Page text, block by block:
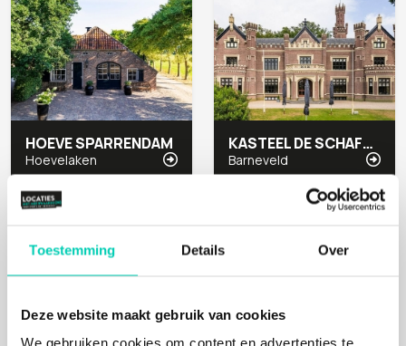
Toestemming Details Over
Deze website maakt gebruik van cookies
We gebruiken cookies om content en advertenties te
HOEVE SPARRENDAM
Hoevelaken
KASTEEL DE SCHAFFELAAR
Barneveld